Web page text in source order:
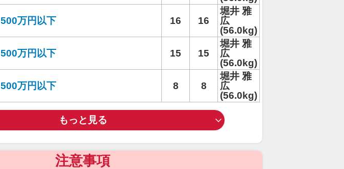
500万円以下 16 16
堀井 雅
広
(56.0kg)
500万円以下 15 15
堀井 雅
広
(56.0kg)
500万円以下 8 8
堀井 雅
広
(56.0kg)
もっと見る
注意事項